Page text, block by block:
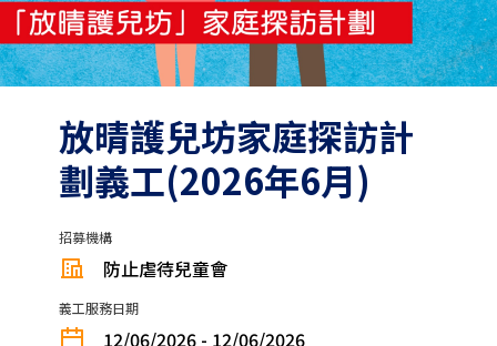
放晴護兒坊家庭探訪計
劃義工(2026年6月)
招募機構
防止虐待兒童會
義工服務日期
12/06/2026 - 12/06/2026